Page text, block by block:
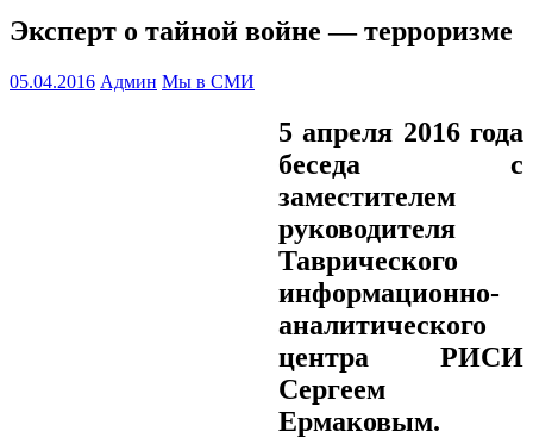
Эксперт о тайной войне — терроризме
05.04.2016 Админ Мы в СМИ
5 апреля 2016 года
беседа с
заместителем
руководителя
Таврического
информационно-
аналитического
центра РИСИ
Сергеем
Ермаковым.